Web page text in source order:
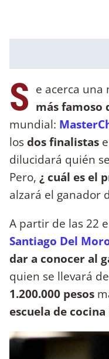
S e acerca una
más famoso
mundial:
losdos finalistas
dilucidará quién
Pero, ¿ cuál es el
alzará el ganador
A partir de las 22
Santiago Del
dar a conocer al
quien se llevará de
1.200.000 pesos
escuela de cocina